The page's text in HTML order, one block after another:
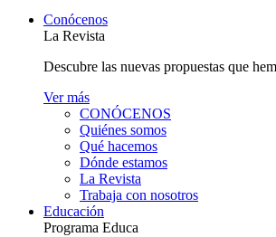
Conócenos
La Revista
Descubre las nuevas propuestas que
Ver más
CONÓCENOS
Quiénes somos
Qué hacemos
Dónde estamos
La Revista
Trabaja con nosotros
Educación
Programa Educa